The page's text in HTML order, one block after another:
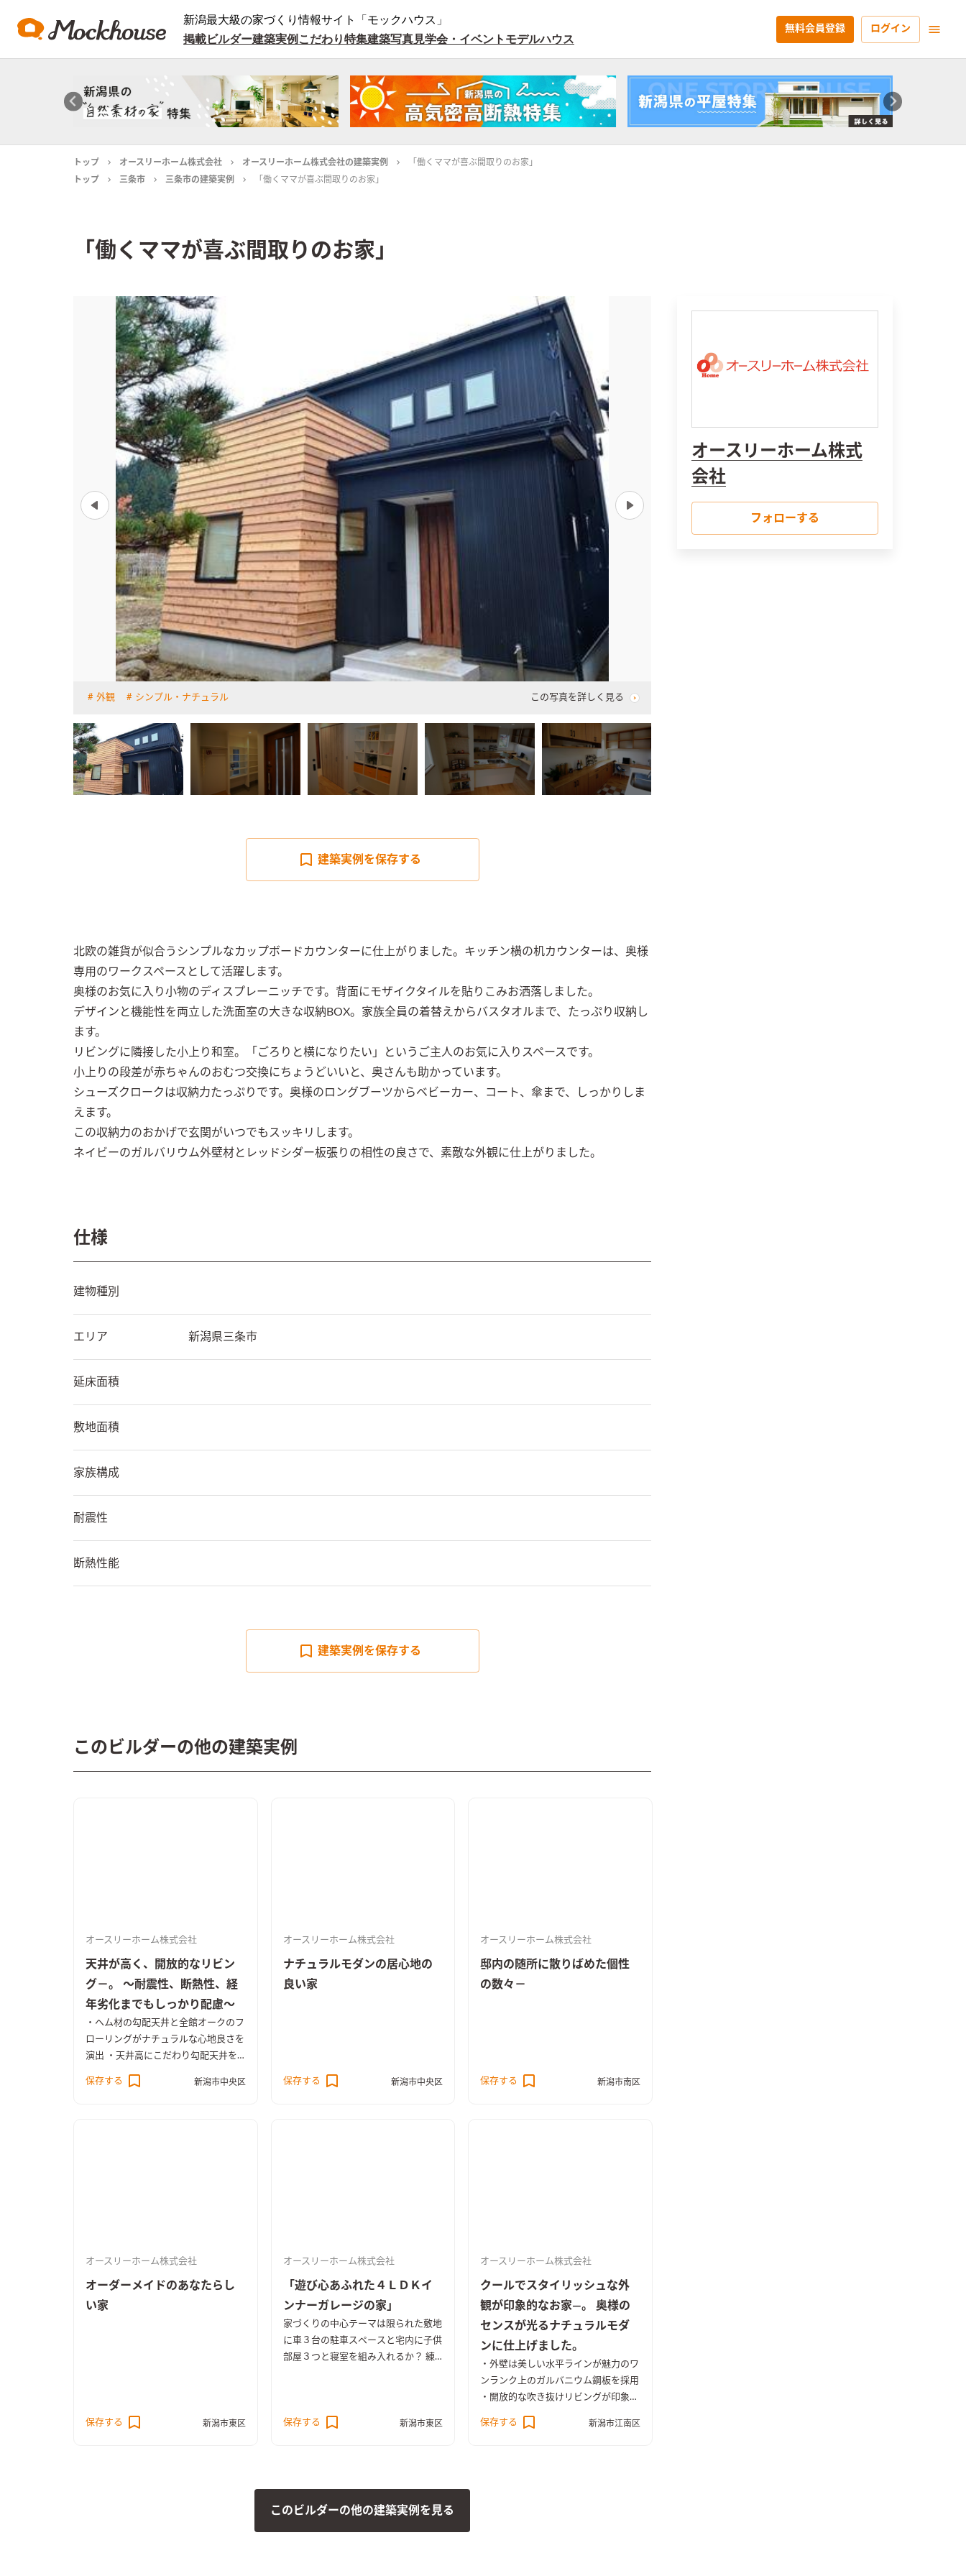
新潟最大級の家づくり情報サイト「モックハウス」
掲載ビルダー建築実例 こだわり特集建築写真見学会・イベント モデルハウス
無料会員登録 ログイン
トップ オースリーホーム株式会社 オースリーホーム株式会社の建築実例
「働くママが喜ぶ間取りのお家」
トップ
三条市 三条市の建築実例 「働くママが喜ぶ間取りのお家」
「働くママが喜ぶ間取りのお家」
外観 シンプル・ナチュラル この写真を詳しく見る
建築実例を保存する
北欧の雑貨が似合うシンプルなカップボードカウンターに仕上がりました。キッチン横の机カウンターは、奥様
専用のワークスペースとして活躍します。
奥様のお気に入り小物のディスプレーニッチです。背面にモザイクタイルを貼りこみお洒落しました。
デザインと機能性を両立した洗面室の大きな収納BOX。家族全員の着替えからバスタオルまで、たっぷり収納し
ます。
リビングに隣接した小上り和室。「ごろりと横になりたい」というご主人のお気に入りスペースです。
小上りの段差が赤ちゃんのおむつ交換にちょうどいいと、奥さんも助かっています。
シューズクロークは収納力たっぷりです。奥様のロングブーツからベビーカー、コート、傘まで、しっかりしま
えます。
この収納力のおかげで玄関がいつでもスッキリします。
仕様
建物種別
エリア 新潟県三条市
延床面積
敷地面積
家族構成
耐震性
断熱性能
建築実例を保存する
このビルダーの他の建築実例
オースリーホーム株式会社
天井が高く、開放的なリビン
グ－。 ～耐震性、断熱性、経
年劣化までもしっかり配慮～
・ヘム材の勾配天井と全館オークのフ
ローリングがナチュラルな心地良さを
演出 ・天井高にこだわり勾配天井を
採用した解放感にあふれるリビング
・高気密、高断熱仕様 ・制震ユニッ
保存する 新潟市中央区
オースリーホーム株式会社
ナチュラルモダンの居心地の
良い家
保存する 新潟市中央区
オースリーホーム株式会社
邸内の随所に散りばめた個性
の数々－
保存する 新潟市南区
オースリーホーム株式会社
オーダーメイドのあなたらし
い家
保存する 新潟市東区
オースリーホーム株式会社
「遊び心あふれた４ＬＤＫイ
ンナーガレージの家」
家づくりの中心テーマは限られた敷地
に車３台の駐車スペースと宅内に子供
部屋３つと寝室を組み入れるか？ 練
2階に設置。天井高を上げ勾配天井と
こだわりました。 2階のバルコニーま
わりのレッドシダーでお化粧しまし
保存する 新潟市東区
オースリーホーム株式会社
クールでスタイリッシュな外
観が印象的なお家―。 奥様の
センスが光るナチュラルモダ
ンに仕上げました。
・外壁は美しい水平ラインが魅力のワ
ンランク上のガルバニウム鋼板を採用
・開放的な吹き抜けリビングが印象的
抜けをうまく活用して効果的に ・こ
保存する 新潟市江南区
このビルダーの他の建築実例を見る
オースリーホーム株式
会社
フォローする